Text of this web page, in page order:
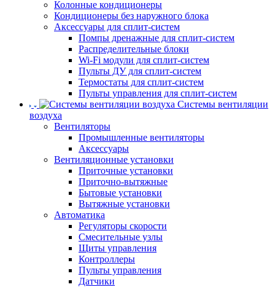
Колонные кондиционеры
Кондиционеры без наружного блока
Аксессуары для сплит-систем
Помпы дренажные для сплит-систем
Распределительные блоки
Wi-Fi модули для сплит-систем
Пульты ДУ для сплит-систем
Термостаты для сплит-систем
Пульты управления для сплит-систем
Системы вентиляции
воздуха
Вентиляторы
Промышленные вентиляторы
Аксессуары
Вентиляционные установки
Приточные установки
Приточно-вытяжные
Бытовые установки
Вытяжные установки
Автоматика
Регуляторы скорости
Смесительные узлы
Щиты управления
Контроллеры
Пульты управления
Датчики